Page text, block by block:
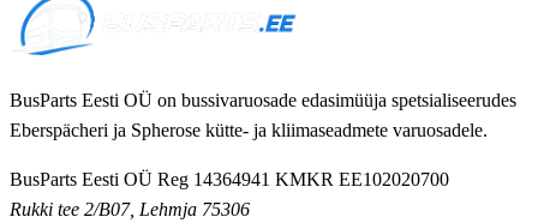
BusParts Eesti OÜ on bussivaruosade edasimüüja spetsialiseerudes
Eberspächeri ja Spherose kütte- ja kliimaseadmete varuosadele.
BusParts Eesti OÜ Reg 14364941 KMKR EE102020700
Rukki tee 2/B07, Lehmja 75306